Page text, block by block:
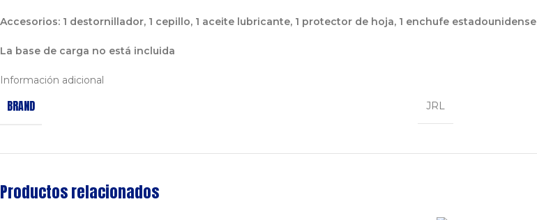
Accesorios: 1 destornillador, 1 cepillo, 1 aceite lubricante, 1 protector de hoja, 1 enchufe estadounidense
La base de carga no está incluida
Información adicional
BRAND JRL
Productos relacionados